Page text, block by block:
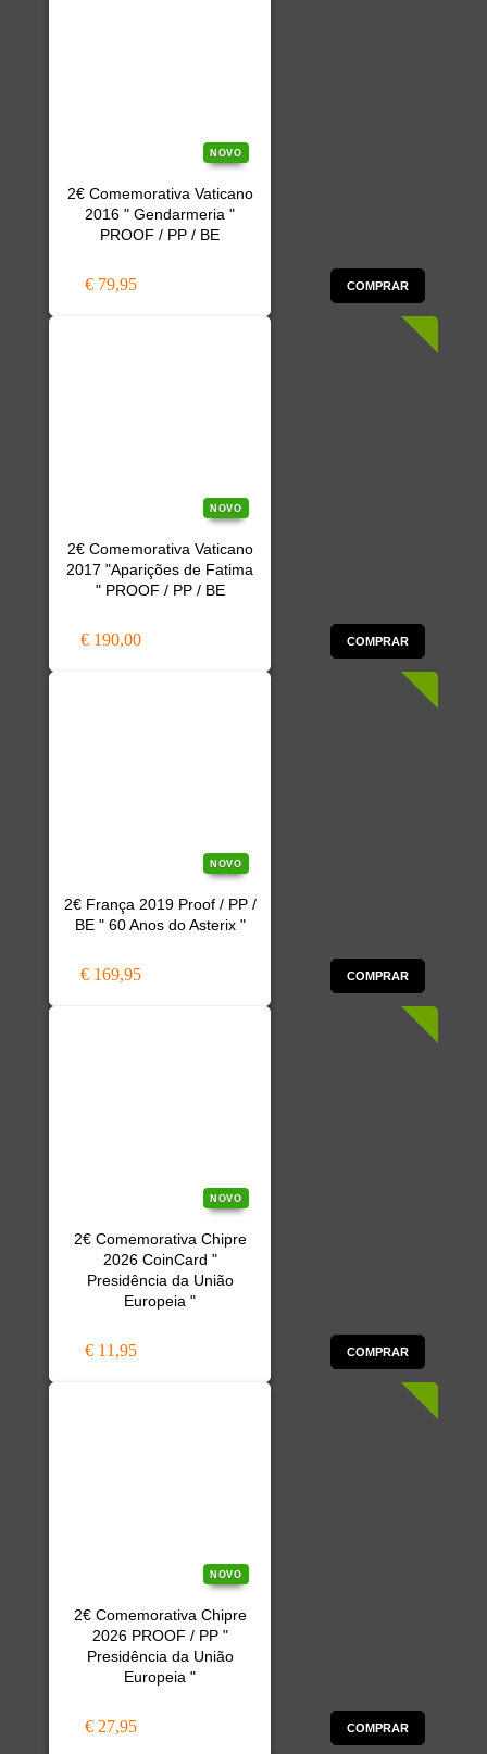
NOVO
2€ Comemorativa Vaticano
2016 " Gendarmeria "
PROOF / PP / BE
€ 79,95 COMPRAR
NOVO
2€ Comemorativa Vaticano
2017 "Aparições de Fatima
" PROOF / PP / BE
€ 190,00 COMPRAR
NOVO
2€ França 2019 Proof / PP /
BE " 60 Anos do Asterix "
€ 169,95 COMPRAR
NOVO
2€ Comemorativa Chipre
2026 CoinCard "
Presidência da União
Europeia "
€ 11,95 COMPRAR
NOVO
2€ Comemorativa Chipre
2026 PROOF / PP "
Presidência da União
Europeia "
€ 27,95 COMPRAR